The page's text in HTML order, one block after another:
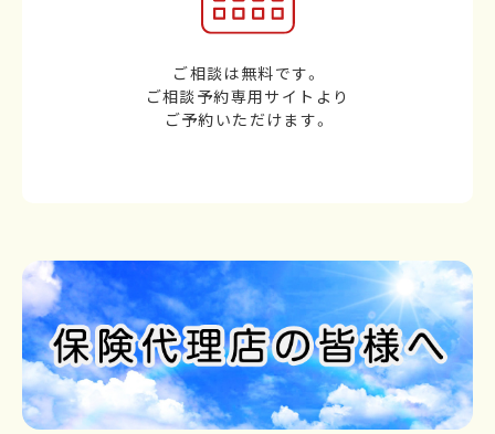
ご相談は無料です。
ご相談予約専用サイトより
ご予約いただけます。